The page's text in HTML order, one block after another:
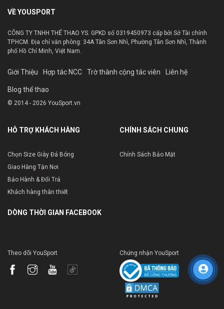
VỀ YOUSPORT
CÔNG TY TNHH THỂ THAO YS. GPKD số 0319450973 cấp bởi Sở Tài chính
TP.HCM. Địa chỉ văn phòng: 34A Tân Sơn Nhì, Phường Tân Sơn Nhì, Thành
phố Hồ Chí Minh, Việt Nam.
Giới Thiệu Hợp tác NCC Trờ thành cộng tác viên Liên hệ
Blog thể thao
© 2014 - 2026 YouSport.vn
HỖ TRỢ KHÁCH HÀNG
Chọn Size Giày Đá Bóng
Giao Hàng Tận Nơi
Bảo Hành & Đổi Trả
Khách hàng thân thiết
CHÍNH SÁCH CHUNG
Chính Sách Bảo Mật
DÒNG THỜI GIAN FACEBOOK
Theo dõi YouSport Chứng nhận YouSport